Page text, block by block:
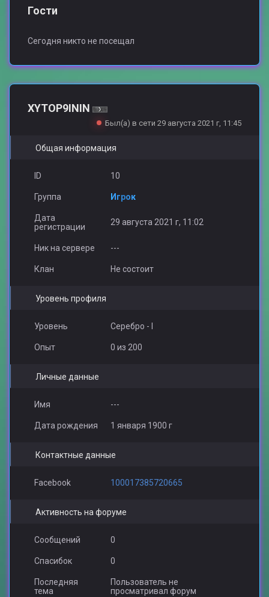
Гости
Сегодня никто не посещал
XYTOP9ININ
Был(а) в сети 29 августа 2021 г, 11:45
Общая информация
ID 10
Группа Игрок
Дата
регистрации
29 августа 2021 г, 11:02
Ник на сервере ---
Клан Не состоит
Уровень профиля
Уровень Серебро - I
Опыт 0 из 200
Личные данные
Имя ---
Дата рождения 1 января 1900 г
Контактные данные
Facebook 100017385720665
Активность на форуме
Сообщений 0
Спасибок 0
Последняя
тема
Пользователь не
просматривал форум